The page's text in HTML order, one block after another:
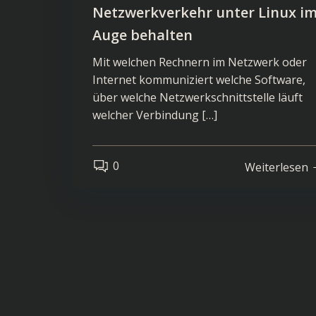
Netzwerkverkehr unter Linux
Auge behalten
Mit welchen Rechnern im Netzwerk oder
Internet kommuniziert welche Software,
über welche Netzwerkschnittstelle läuft
welcher Verbindung […]
0 Weiterlesen